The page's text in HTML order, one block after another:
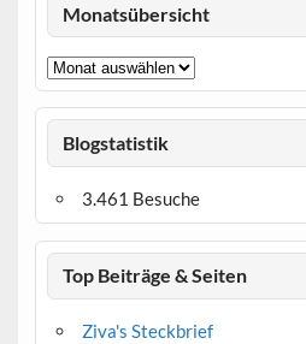
Monatsübersicht
Monatsübersicht
Blogstatistik
3.461 Besuche
Top Beiträge & Seiten
Ziva's Steckbrief